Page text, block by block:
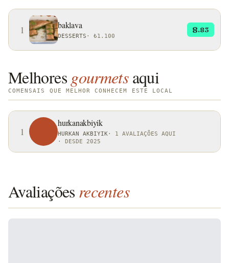
1 baklava
DESSERTS · ₺1.100
8.83
Melhores gourmets aqui
COMENSAIS QUE MELHOR CONHECEM ESTE LOCAL
1
hurkanakbiyik
HURKAN AKBIYIK · 1 AVALIAÇÕES AQUI
· DESDE 2025
Avaliações recentes